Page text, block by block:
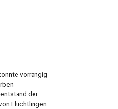
vorrangig
der
Flüchtlingen